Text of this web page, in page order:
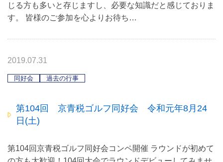
じる方も多いと存じますし、必要な知識だと感じておりま
す。 皆様のご参加を心よりお待ち…
2019.07.31
同好会 過去の行事
第104回 京青税ゴルフ同好会 令和元年8月24
日(土)
第104回京青税ゴルフ同好会コンペ開催 ラウンドが初めて